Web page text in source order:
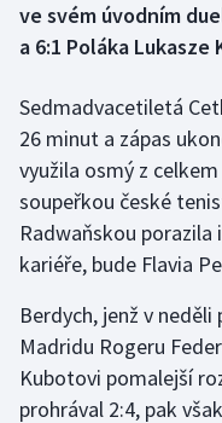
Dostihy
Florbal
Futsal
Golf
Gymnastika
Házená
Jezdectví
ve svém úvodním
a 6:1 Poláka Lukasze
Sedmadvacetiletá
26 minut a zápas
využila osmý z
soupeřkou české
Radwaňskou
kariéře, bude Flavia
Berdych, jenž v
Madridu Rogeru
Kubotovi pomalejší
prohrával 2:4, pak